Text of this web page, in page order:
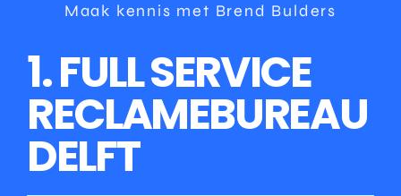
Maak kennis met Brend Bulders
1. FULL SERVICE
RECLAMEBUREAU
DELFT